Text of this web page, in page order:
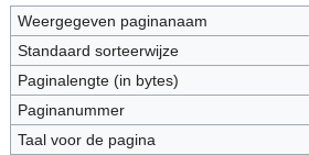
Weergegeven paginanaam
Standaard sorteerwijze
Paginalengte (in bytes)
Paginanummer
Taal voor de pagina